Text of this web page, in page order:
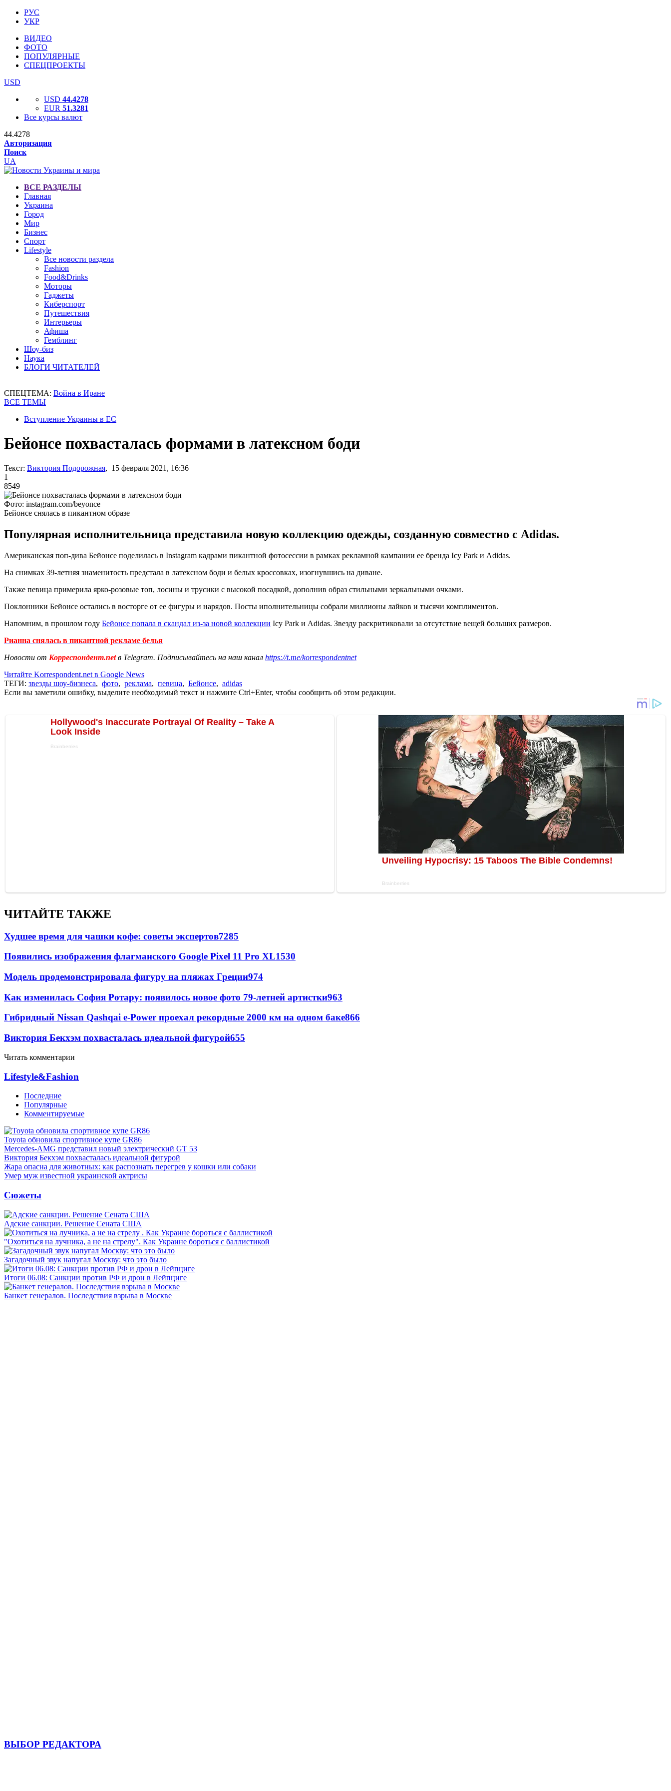
РУС
УКР
ВИДЕО
ФОТО
ПОПУЛЯРНЫЕ
СПЕЦПРОЕКТЫ
USD
USD 44.4278
EUR 51.3281
Все курсы валют
44.4278
Авторизация
Поиск
UA
ВСЕ РАЗДЕЛЫ
Главная
Украина
Город
Мир
Бизнес
Спорт
Lifestyle
Все новости раздела
Fashion
Food&Drinks
Моторы
Гаджеты
Киберспорт
Путешествия
Интерьеры
Афиша
Гемблинг
Шоу-биз
Наука
БЛОГИ ЧИТАТЕЛЕЙ
СПЕЦТЕМА: Война в Иране
ВСЕ ТЕМЫ
Вступление Украины в ЕС
Бейонсе похвасталась формами в латексном боди
Текст: Виктория Подорожная, 15 февраля 2021, 16:36
1
8549
Фото: instagram.com/beyonce
Бейонсе снялась в пикантном образе
Популярная исполнительница представила новую коллекцию одежды, созданную совместно с Adidas.
Американская поп-дива Бейонсе поделилась в Instagram кадрами пикантной фотосессии в рамках рекламной кампании ее бренда Icy Park и Adidas.
На снимках 39-летняя знаменитость предстала в латексном боди и белых кроссовках, изогнувшись на диване.
Также певица примерила ярко-розовые топ, лосины и трусики с высокой посадкой, дополнив образ стильными зеркальными очками.
Поклонники Бейонсе остались в восторге от ее фигуры и нарядов. Посты иполнительницы собрали миллионы лайков и тысячи комплиментов.
Напомним, в прошлом году Бейонсе попала в скандал из-за новой коллекции Icy Park и Adidas. Звезду раскритиковали за отсутствие вещей больших размеров.
Рианна снялась в пикантной рекламе белья
Новости от Корреспондент.netв Telegram. Подписывайтесь на наш канал https://t.me/korrespondentnet
Читайте Korrespondent.net в Google News
ТЕГИ: звезды шоу-бизнеса, фото, реклама, певица, Бейонсе, adidas
Если вы заметили ошибку, выделите необходимый текст и нажмите Ctrl+Enter, чтобы сообщить об этом редакции.
ЧИТАЙТЕ ТАКЖЕ
Худшее время для чашки кофе: советы экспертов7285
Появились изображения флагманского Google Pixel 11 Pro XL1530
Модель продемонстрировала фигуру на пляжах Греции974
Как изменилась София Ротару: появилось новое фото 79-летней артистки963
Гибридный Nissan Qashqai e-Power проехал рекордные 2000 км на одном баке866
Виктория Бекхэм похвасталась идеальной фигурой655
Читать комментарии
Lifestyle&Fashion
Последние
Популярные
Комментируемые
Toyota обновила спортивное купе GR86
Mercedes-AMG представил новый электрический GT 53
Виктория Бекхэм похвасталась идеальной фигурой
Жара опасна для животных: как распознать перегрев у кошки или собаки
Умер муж известной украинской актрисы
Сюжеты
Адские санкции. Решение Сената США
"Охотиться на лучника, а не на стрелу". Как Украине бороться с баллистикой
Загадочный звук напугал Москву: что это было
Итоги 06.08: Санкции против РФ и дрон в Лейпциге
Банкет генералов. Последствия взрыва в Москве
ВЫБОР РЕДАКТОРА